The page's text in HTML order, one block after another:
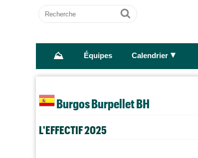
Recherche
Ok
⛰ Équipes Calendrier ►
Burgos Burpellet BH
L'EFFECTIF 2025